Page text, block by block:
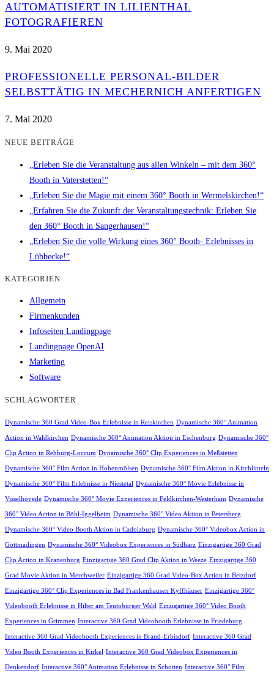
AUTOMATISIERT IN LILIENTHAL
FOTOGRAFIEREN
9. Mai 2020
PROFESSIONELLE PERSONAL-BILDER
SELBSTTÄTIG IN MECHERNICH ANFERTIGEN
7. Mai 2020
NEUE BEITRÄGE
„Erleben Sie die Veranstaltung aus allen Winkeln – mit dem 360°
Booth in Vaterstetten!“
„Erleben Sie die Magie mit einem 360° Booth in Wermelskirchen!“
„Erfahren Sie die Zukunft der Veranstaltungstechnik: Erleben Sie
den 360° Booth in Sangerhausen!“
„Erleben Sie die volle Wirkung eines 360° Booth- Erlebnisses in
Lübbecke!“
KATEGORIEN
Allgemein
Firmenkunden
Infoseiten Landingpage
Landingpage OpenAI
Marketing
Software
SCHLAGWÖRTER
Dynamische 360 Grad Video-Box Erlebnisse in Reiskirchen Dynamische 360° Animation
Action in Waldkirchen Dynamische 360° Animation Aktion in Eschenburg Dynamische 360°
Clip Action in Rehburg-Loccum Dynamische 360° Clip Experiences in Meßstetten
Dynamische 360° Film Action in Hohenmölsen Dynamische 360° Film Aktion in Kirchlinteln
Dynamische 360° Film Erlebnisse in Niestetal Dynamische 360° Movie Erlebnisse in
Visselhövede Dynamische 360° Movie Experiences in Feldkirchen-Westerham Dynamische
360° Video Action in Böhl-Iggelheim Dynamische 360° Video Aktion in Petersberg
Dynamische 360° Video Booth Aktion in Cadolzburg Dynamische 360° Videobox Action in
Gottmadingen Dynamische 360° Videobox Experiences in Südharz Einzigartige 360 Grad
Clip Action in Kranenburg Einzigartige 360 Grad Clip Aktion in Weeze Einzigartige 360
Grad Movie Aktion in Merchweiler Einzigartige 360 Grad Video-Box Action in Betzdorf
Einzigartige 360° Clip Experiences in Bad Frankenhausen Kyffhäuser Einzigartige 360°
Videobooth Erlebnisse in Hilter am Teutoburger Wald Einzigartige 360° Video Booth
Experiences in Grimmen Interactive 360 Grad Videobooth Erlebnisse in Friedeburg
Interactive 360 Grad Videobooth Experiences in Brand-Erbisdorf Interactive 360 Grad
Video Booth Experiences in Kirkel Interactive 360 Grad Videobox Experiences in
Denkendorf Interactive 360° Animation Erlebnisse in Schotten Interactive 360° Film